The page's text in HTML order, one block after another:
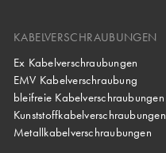
KABELVERSCHRAUBUNGEN
Ex Kabelverschraubungen
EMV Kabelverschraubung
bleifreie Kabelverschraubungen
Kunststoffkabelverschraubungen
Metallkabelverschraubungen